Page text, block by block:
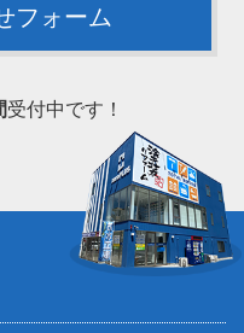
フォーム
受付中です！